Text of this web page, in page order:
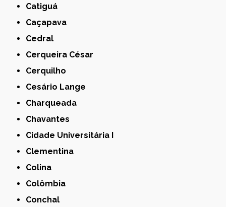
Catiguá
Caçapava
Cedral
Cerqueira César
Cerquilho
Cesário Lange
Charqueada
Chavantes
Cidade Universitária I
Clementina
Colina
Colômbia
Conchal